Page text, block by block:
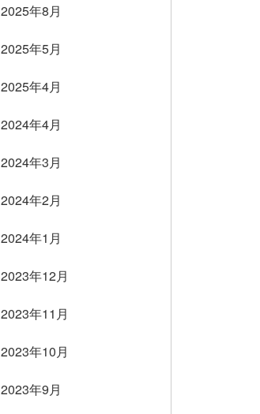
2025年8月
2025年5月
2025年4月
2024年4月
2024年3月
2024年2月
2024年1月
2023年12月
2023年11月
2023年10月
2023年9月